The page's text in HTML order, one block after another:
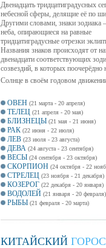
Двенадцать тридцатиградусных
небесной сферы, делящие её по
Другими словами, знаки зодиака
неба, опирающиеся на равные
тридцатиградусные отрезки
Названия знаков происходят от
двенадцати соответствующих
созвездий, в которых поочерёдно
Солнце в своём годовом
ОВЕН (21 марта - 20 апреля)
ТЕЛЕЦ (21 апреля - 20 мая)
БЛИЗНЕЦЫ (21 мая - 21 июня)
РАК (22 июня - 22 июля)
ЛЕВ (23 июля - 23 августа)
ДЕВА (24 августа - 23 сентября)
ВЕСЫ (24 сентября - 23 октября)
СКОРПИОН (24 октября - 22
СТРЕЛЕЦ (23 ноября - 21 декабря)
КОЗЕРОГ (22 декабря - 20 января)
ВОДОЛЕЙ (21 января - 20 февраля)
РЫБЫ (21 февраля - 20 марта)
КИТАЙСКИЙ